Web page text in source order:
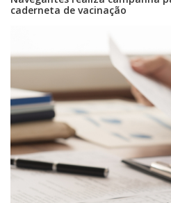
caderneta de vacinação